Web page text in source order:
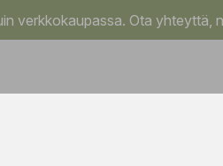
verkkokaupassa. Ota yhteyttä,